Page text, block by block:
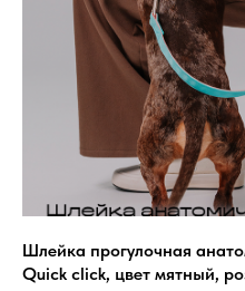
Шлейка прогулочная
Quick click, цвет мятный,